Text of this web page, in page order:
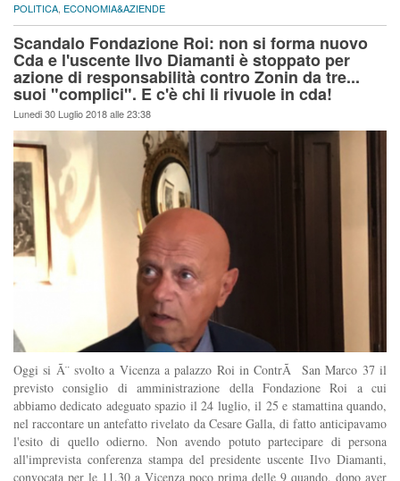
POLITICA, ECONOMIA&AZIENDE
Scandalo Fondazione Roi: non si forma nuovo
Cda e l'uscente Ilvo Diamanti è stoppato per
azione di responsabilità contro Zonin da tre...
suoi "complici". E c'è chi li rivuole in cda!
Lunedi 30 Luglio 2018 alle 23:38
Oggi si Ã¨ svolto a Vicenza a palazzo Roi in ContrÃ San Marco 37 il
previsto consiglio di amministrazione della Fondazione Roi a cui
abbiamo dedicato adeguato spazio il 24 luglio, il 25 e stamattina quando,
nel raccontare un antefatto rivelato da Cesare Galla, di fatto anticipavamo
l'esito di quello odierno. Non avendo potuto partecipare di persona
all'imprevista conferenza stampa del presidente uscente Ilvo Diamanti,
convocata per le 11.30 a Vicenza poco prima delle 9 quando, dopo aver